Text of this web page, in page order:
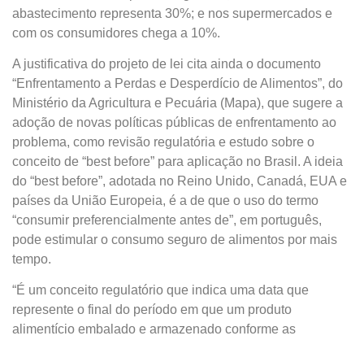
abastecimento representa 30%; e nos supermercados e
com os consumidores chega a 10%.
A justificativa do projeto de lei cita ainda o documento
“Enfrentamento a Perdas e Desperdício de Alimentos”, do
Ministério da Agricultura e Pecuária (Mapa), que sugere a
adoção de novas políticas públicas de enfrentamento ao
problema, como revisão regulatória e estudo sobre o
conceito de “best before” para aplicação no Brasil. A ideia
do “best before”, adotada no Reino Unido, Canadá, EUA e
países da União Europeia, é a de que o uso do termo
“consumir preferencialmente antes de”, em português,
pode estimular o consumo seguro de alimentos por mais
tempo.
“É um conceito regulatório que indica uma data que
represente o final do período em que um produto
alimentício embalado e armazenado conforme as